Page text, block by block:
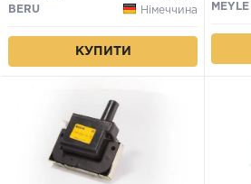
BERU
Німеччина
КУПИТИ
MEYLE